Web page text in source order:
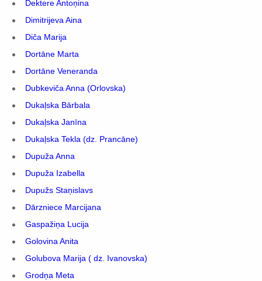
Dektere Antoņina
Dimitrijeva Aina
Diča Marija
Dortāne Marta
Dortāne Veneranda
Dubkeviča Anna (Orlovska)
Dukaļska Bārbala
Dukaļska Janīna
Dukaļska Tekla (dz. Prancāne)
Dupuža Anna
Dupuža Izabella
Dupužs Staņislavs
Dārzniece Marcijana
Gaspažiņa Lucija
Golovina Anita
Golubova Marija ( dz. Ivanovska)
Grodņa Meta